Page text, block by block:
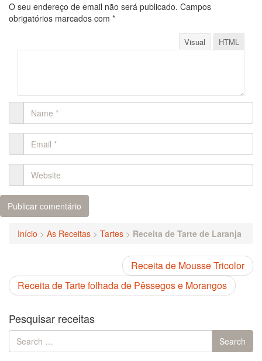
O seu endereço de email não será publicado. Campos
obrigatórios marcados com *
Visual HTML
Início > As Receitas > Tartes > Receita de Tarte de Laranja
Receita de Mousse Tricolor
Receita de Tarte folhada de Pêssegos e Morangos
Pesquisar receitas
Search
for:
Search